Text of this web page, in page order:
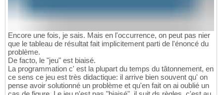
Encore une fois, je sais. Mais en l'occurrence, on peut pas nier
que le tableau de résultat fait implicitement parti de l'énoncé du
problème.
De facto, le "jeu" est biaisé.
La programmation c' est la plupart du temps du tâtonnement, en
ce sens ce jeu est très didactique: il arrive bien souvent qu' on
pense avoir solutionné un problème et qu'en fait on ai oublié un